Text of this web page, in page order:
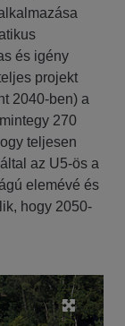
és igény
projekt
2040-ben) a
270
teljesen
az U5-ös a
elemévé és
hogy 2050-